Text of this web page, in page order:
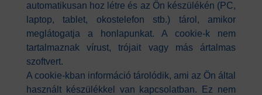
automatikusan hoz létre és az Ön készülékén (PC,
laptop, tablet, okostelefon stb.) tárol, amikor
meglátogatja a honlapunkat. A cookie-k nem
tartalmaznak vírust, trójait vagy más ártalmas
szoftvert.
A cookie-kban információ tárolódik, ami az Ön által
használt készülékkel van kapcsolatban. Ez nem